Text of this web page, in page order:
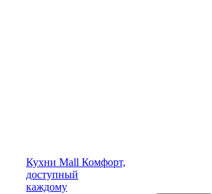
Кухни Mall Комфорт,
доступный
каждому